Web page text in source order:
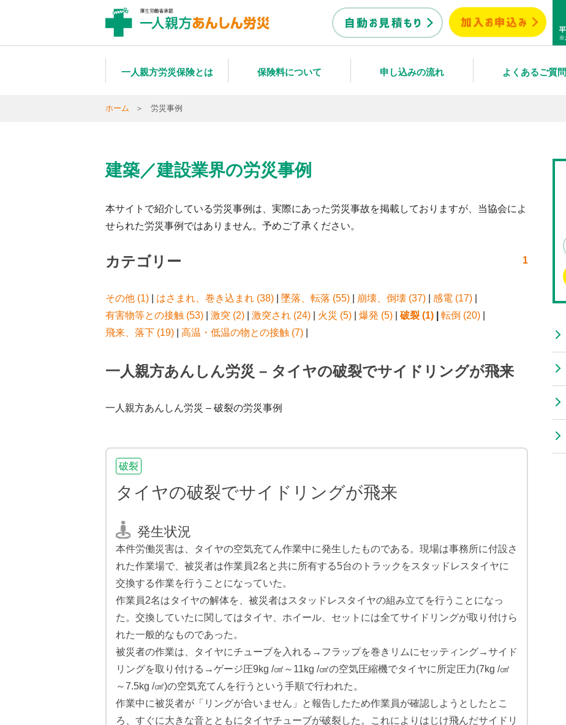
一人親方労災保険とは 保険料について 申し込みの流れ よくあるご質問
ホーム 労災事例
建築／建設業界の労災事例
本サイトで紹介している労災事例は、実際にあった労災事故を掲載しておりますが、当協会によ
せられた労災事例ではありません。予めご了承ください。
1
カテゴリー
その他 (1) はさまれ、巻き込まれ (38) 墜落、転落 (55) 崩壊、倒壊 (37) 感電 (17)
有害物等との接触 (53)
激突 (2) 激突され (24) 火災 (5) 爆発 (5) 破裂 (1) 転倒 (20)
飛来、落下 (19)
高温・低温の物との接触 (7)
一人親方あんしん労災 – タイヤの破裂でサイドリングが飛来
一人親方あんしん労災 – 破裂の労災事例
破裂
タイヤの破裂でサイドリングが飛来
発生状況
本件労働災害は、タイヤの空気充てん作業中に発生したものである。現場は事務所に付設さ
れた作業場で、被災者は作業員2名と共に所有する5台のトラックをスタッドレスタイヤに
交換する作業を行うことになっていた。
作業員2名はタイヤの解体を、被災者はスタッドレスタイヤの組み立てを行うことになっ
た。交換していたに関してはタイヤ、ホイール、セットには全てサイドリングが取り付けら
れた一般的なものであった。
被災者の作業は、タイヤにチューブを入れる→フラップを巻きリムにセッティング→サイド
リングを取り付ける→ゲージ圧9kg /㎠～11kg /㎠の空気圧縮機でタイヤに所定圧力(7kg /㎠
～7.5kg /㎠)の空気充てんを行うという手順で行われた。
作業中に被災者が「リングが合いません」と報告したため作業員が確認しようとしたとこ
ろ、すぐに大きな音とともにタイヤチューブが破裂した。これによりはじけ飛んだサイドリ